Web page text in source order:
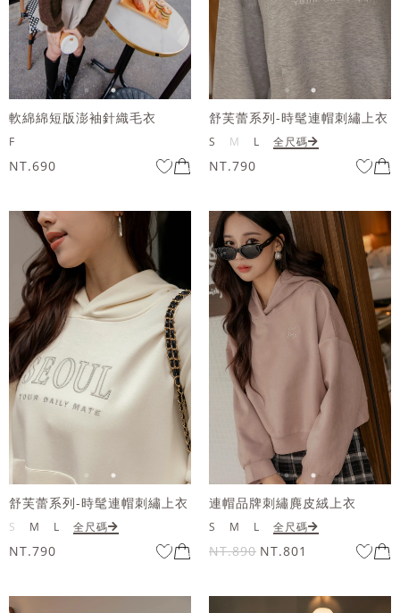
軟綿綿短版澎袖針織毛衣
F
NT.690
舒芙蕾系列-時髦連帽刺繡上衣
S M L 全尺碼
NT.790
舒芙蕾系列-時髦連帽刺繡上衣
S M L 全尺碼
NT.790
連帽品牌刺繡麂皮絨上衣
S M L 全尺碼
NT.890 NT.801